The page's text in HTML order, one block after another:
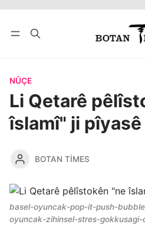
bişopîne
NÛÇE
Li Qetarê
îslamî" ji
BOTAN TIMES
basel-oyuncak-pop-it-push-
oyuncak-zihinsel-stres-